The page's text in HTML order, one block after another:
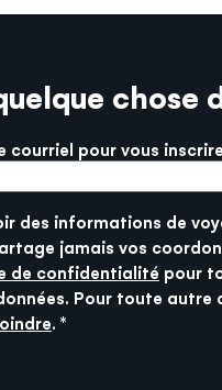
chose
courriel pour vous
des informations de
jamais vos
de confidentialité pour
Pour toute autre
.